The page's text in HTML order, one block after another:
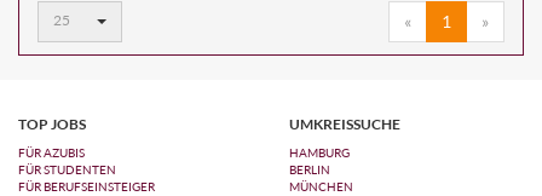
Ergebnisse
Seite:
25 « 1 »
TOP JOBS
FÜR AZUBIS
FÜR STUDENTEN
FÜR BERUFSEINSTEIGER
UMKREISSUCHE
HAMBURG
BERLIN
MÜNCHEN